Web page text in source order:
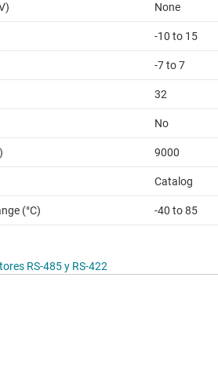
None
-10 to 15
-7 to 7
32
No
9000
Catalog
(°C) -40 to 85
RS-485 y RS-422